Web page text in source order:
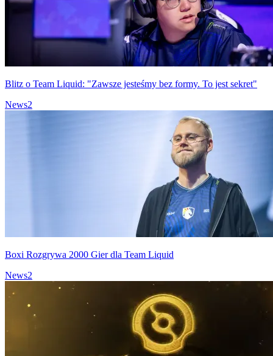
Blitz o Team Liquid: "Zawsze jesteśmy bez formy. To jest sekret"
News2
Boxi Rozgrywa 2000 Gier dla Team Liquid
News2